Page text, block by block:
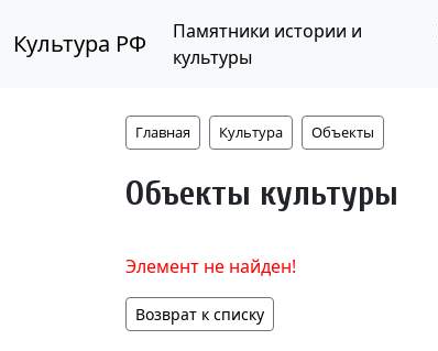
Культура РФ
Памятники истории и
культуры
Главная Культура Объекты
Объекты культуры
Элемент не найден!
Возврат к списку